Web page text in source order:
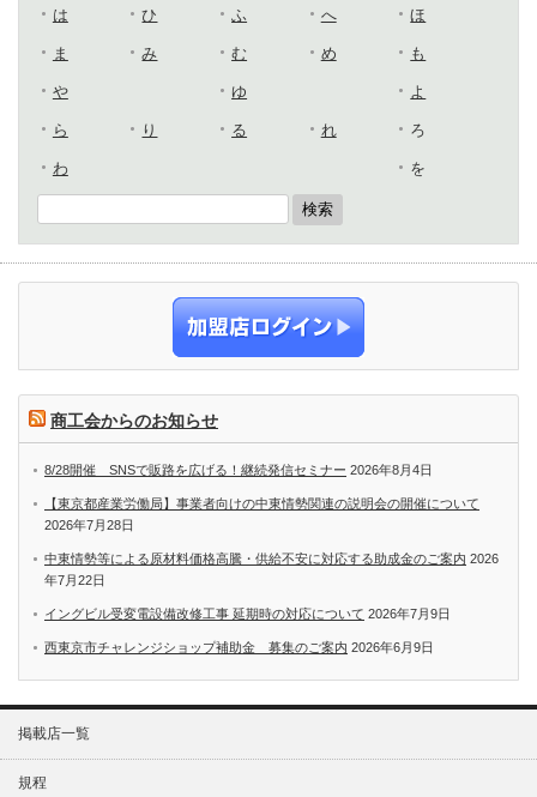
は ひ ふ へ ほ
ま み む め も
や ゆ よ
ら り る れ ろ
わ を
商工会からのお知らせ
8/28開催 SNSで販路を広げる！継続発信セミナー 2026年8月4日
【東京都産業労働局】事業者向けの中東情勢関連の説明会の開催について
2026年7月28日
中東情勢等による原材料価格高騰・供給不安に対応する助成金のご案内 2026
年7月22日
イングビル受変電設備改修工事 延期時の対応について 2026年7月9日
西東京市チャレンジショップ補助金 募集のご案内 2026年6月9日
掲載店一覧
規程